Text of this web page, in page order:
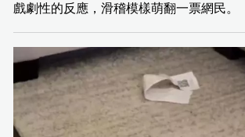
戲劇性的反應，滑稽模樣萌翻一票網民。